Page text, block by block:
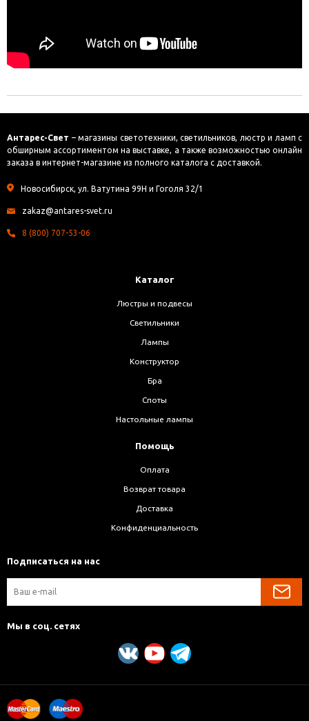
Антарес-Свет – магазины светотехники, светильников, люстр и ламп с
обширным ассортиментом на выставке, а также возможностью онлайн
заказа в интернет-магазине из полного каталога с доставкой.
Новосибирск, ул. Ватутина 99Н и Гоголя 32/1
zakaz@antares-svet.ru
8 (800) 707-53-06
Каталог
Люстры и подвесы
Светильники
Лампы
Конструктор
Бра
Споты
Настольные лампы
Помощь
Оплата
Возврат товара
Доставка
Конфиденциальность
Подписаться на нас
Мы в соц. сетях